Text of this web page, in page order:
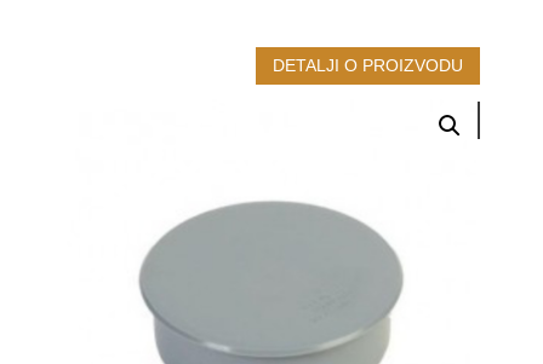
DETALJI O PROIZVODU
MOGLO BI VAS ZANIMATI